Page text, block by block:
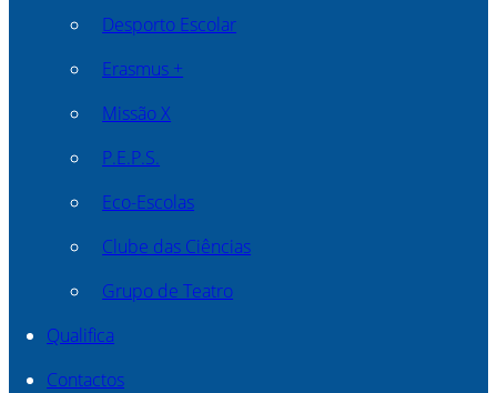
Desporto Escolar
Erasmus +
Missão X
P.E.P.S.
Eco-Escolas
Clube das Ciências
Grupo de Teatro
Qualifica
Contactos